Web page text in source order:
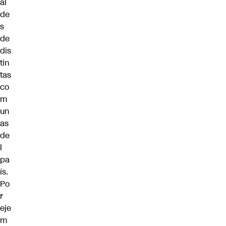
de
s
de
dis
tin
tas
co
m
un
as
de
l
pa
ís.
Po
r
eje
m